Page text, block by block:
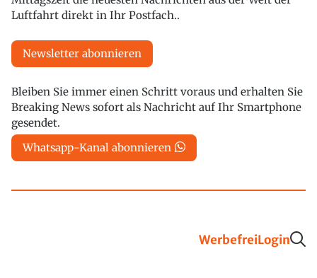
Luftfahrt direkt in Ihr Postfach..
Newsletter abonnieren
Bleiben Sie immer einen Schritt voraus und erhalten Sie
Breaking News sofort als Nachricht auf Ihr Smartphone
gesendet.
Whatsapp-Kanal abonnieren
WerbefreiLogin